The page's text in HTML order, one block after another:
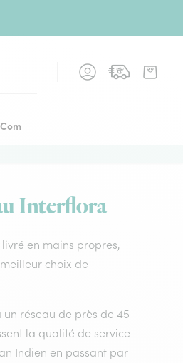
Interflora
en mains propres,
choix de
réseau de près de 45
la qualité de service
Indien en passant par